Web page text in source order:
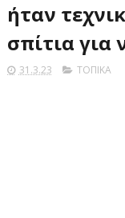
ήταν
σπίτια για
31.3.23 ΤΟΠΙΚΑ